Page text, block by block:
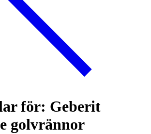
för: Geberit
golvrännor